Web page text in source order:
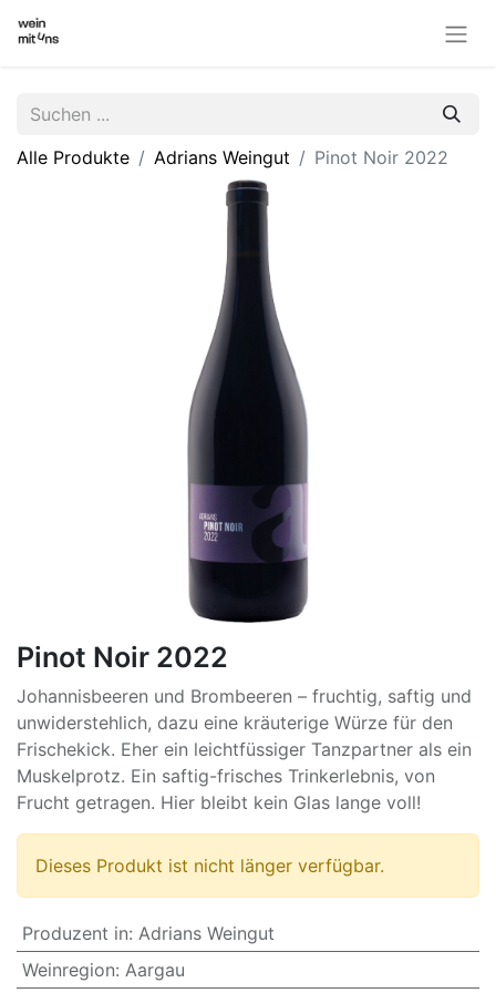
Alle Produkte Adrians Weingut Pinot Noir 2022
Pinot Noir 2022
Johannisbeeren und Brombeeren – fruchtig, saftig und
unwiderstehlich, dazu eine kräuterige Würze für den
Frischekick. Eher ein leichtfüssiger Tanzpartner als ein
Muskelprotz. Ein saftig-frisches Trinkerlebnis, von
Frucht getragen. Hier bleibt kein Glas lange voll!
Dieses Produkt ist nicht länger verfügbar.
Produzent in: Adrians Weingut
Weinregion: Aargau